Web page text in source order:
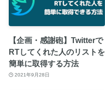
【企画・感謝砲】Twitterで
RTしてくれた人のリストを
簡単に取得する方法
2021年9月28日